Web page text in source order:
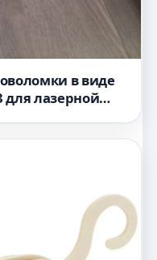
в виде
для лазерной